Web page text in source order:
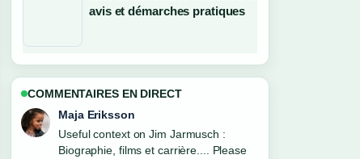
avis et démarches pratiques
COMMENTAIRES EN DIRECT
Noah Bennett
The reporting on Maud Bregeon :
biographie, parcours politique et... feels